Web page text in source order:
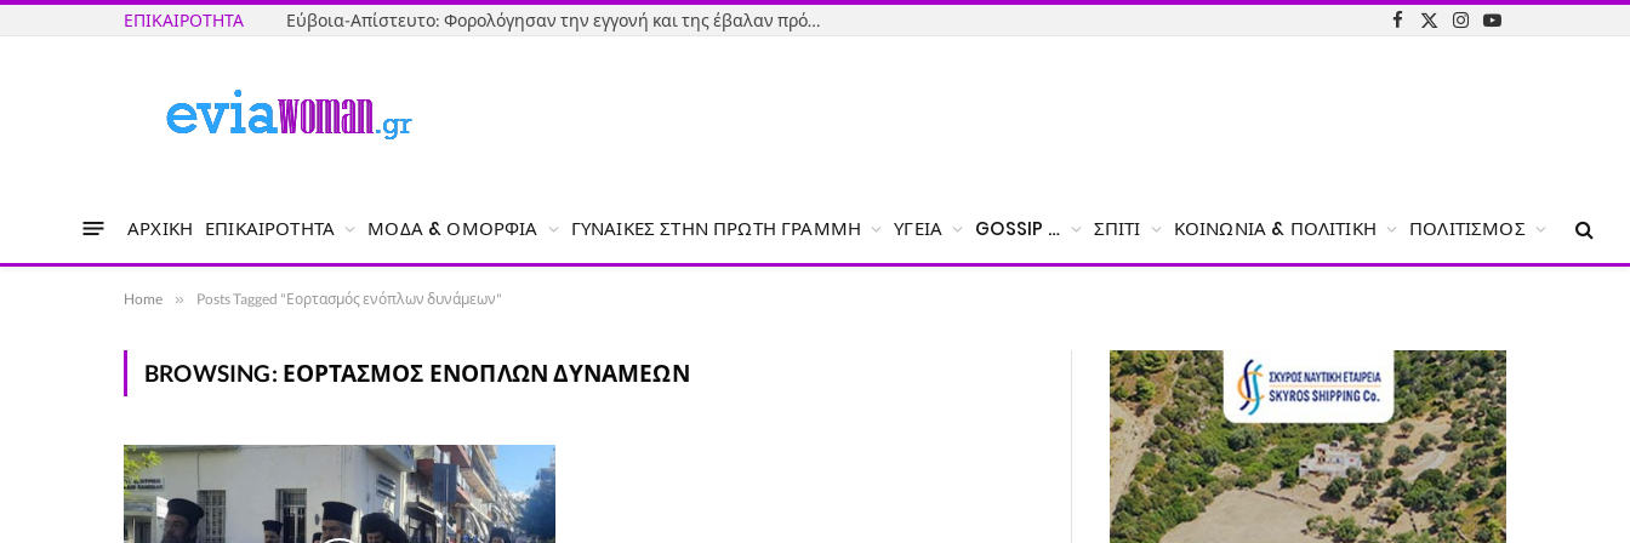
ΕΠΙΚΑΙΡΌΤΗΤΑ Εύβοια-Απίστευτο: Φορολόγησαν την εγγονή και της έβαλαν πρόστιμο γιατί δεν δήλωσε το χαρτζιλίκι του παππού!
Facebook
X
Instagram
YouTube
ΑΡΧΙΚΉ ΕΠΙΚΑΙΡΌΤΗΤΑ ΜΌΔΑ & ΟΜΟΡΦΙΆ ΓΥΝΑΊΚΕΣ ΣΤΗΝ ΠΡΏΤΗ ΓΡΑΜΜΉ ΥΓΕΊΑ GOSSIP … ΣΠΊΤΙ ΚΟΙΝΩΝΊΑ & ΠΟΛΙΤΙΚΉ ΠΟΛΙΤΙΣΜΌΣ
Home » Posts Tagged "Εορτασμός ενόπλων δυνάμεων"
BROWSING: ΕΟΡΤΑΣΜΌΣ ΕΝΌΠΛΩΝ ΔΥΝΆΜΕΩΝ